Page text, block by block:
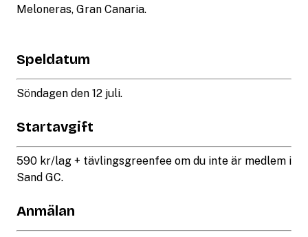
Meloneras, Gran Canaria.
Speldatum
Söndagen den 12 juli.
Startavgift
590 kr/lag + tävlingsgreenfee om du inte är medlem i
Sand GC.
Anmälan